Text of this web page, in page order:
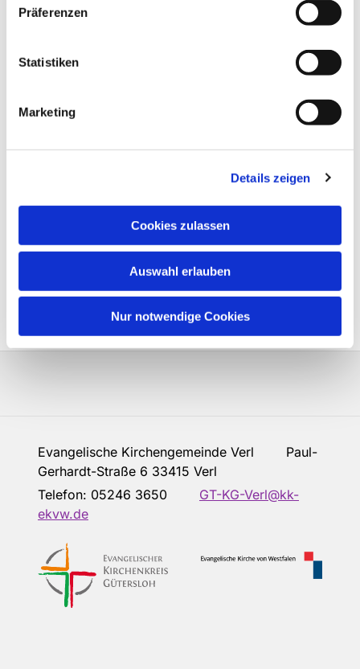
Präferenzen
Statistiken
Marketing
Details zeigen
Cookies zulassen
Auswahl erlauben
Nur notwendige Cookies
Evangelische Kirchengemeinde Verl Paul-
Gerhardt-Straße 6 33415 Verl
Telefon: 05246 3650
GT-KG-Verl@kk-
ekvw.de